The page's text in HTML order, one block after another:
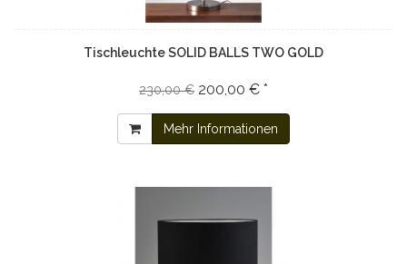
Tischleuchte SOLID BALLS TWO GOLD
230,00 € 200,00 € *
Mehr Informationen